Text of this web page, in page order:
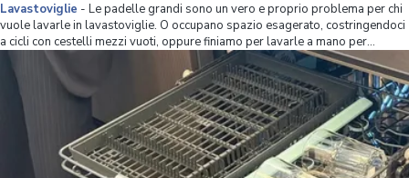
Lavastoviglie - Le padelle grandi sono un vero e proprio problema per chi
vuole lavarle in lavastoviglie. O occupano spazio esagerato, costringendoci
a cicli con cestelli mezzi vuoti, oppure finiamo per lavarle a mano per
mettere più stoviglie possibile in lavastoviglie. Se non volete avere più
questo problema,